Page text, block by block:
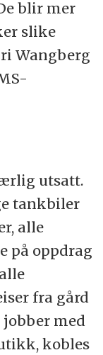
blir mer
slike
Wangberg
utsatt.
tankbiler
alle
på oppdrag
fra gård
jobber med
kobles